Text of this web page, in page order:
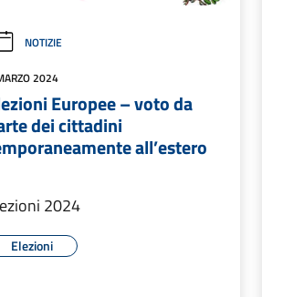
NOTIZIE
2024
Europee – voto da
dei cittadini
all’estero
2024
Elezioni